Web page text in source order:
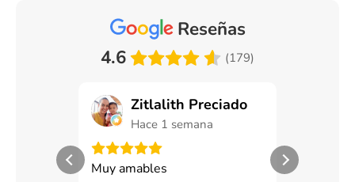
Reseñas
4.6
(179)
Zitlalith Preciado
Hace 1 semana
Muy amables Exceoente